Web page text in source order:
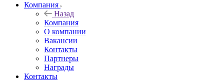
Компания
Назад
Компания
О компании
Вакансии
Контакты
Партнеры
Награды
Контакты